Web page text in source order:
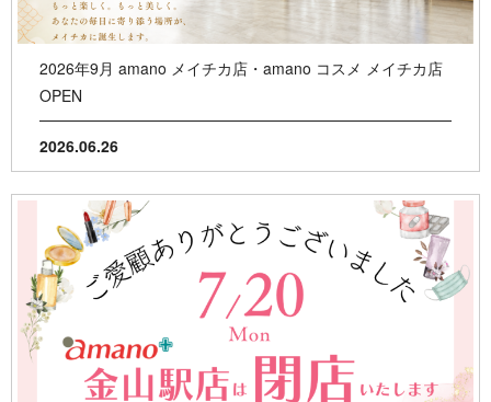
2026年9月 amano メイチカ店・amano コスメ メイチカ店
OPEN
2026.06.26